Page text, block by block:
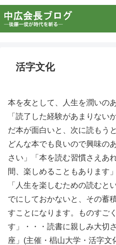
活字文化
本を友として、人生を潤いの
「読了した経験があまりない
だ本が面白いと、次に読もう
どんな本でも良いので興味の
さい」「本を読む習慣さえあ
間、楽しめることもあります」
「人生を楽しむための読むと
でにしておかないと、その蓄
すことになります。ものすご
す」・・・読書に親しみ大切
座」(主催・椙山大学・活字